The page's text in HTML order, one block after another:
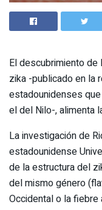
El descubrimiento
zika -publicado en la
estadounidenses
el del Nilo-, alimenta
La investigación de
estadounidense
de la estructura del
del mismo género
Occidental o la fiebre